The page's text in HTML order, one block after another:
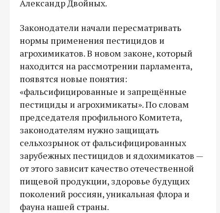
Александр Двойных.
Законодатели начали пересматривать
нормы применения пестицидов и
агрохимикатов. В новом законе, который
находится на рассмотрении парламента,
появятся новые понятия:
«фальсифицированные и запрещённые
пестициды и агрохимикаты». По словам
председателя профильного Комитета,
законодателям нужно защищать
сельхозрынок от фальсифицированных
зарубежных пестицидов и ядохимикатов —
от этого зависит качество отечественной
пищевой продукции, здоровье будущих
поколений россиян, уникальная флора и
фауна нашей страны.